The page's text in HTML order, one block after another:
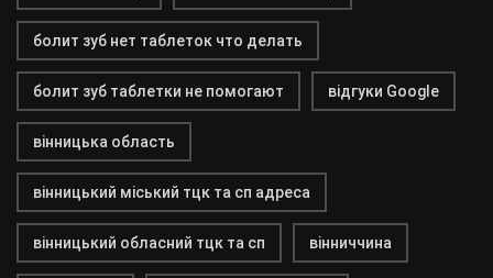
болит зуб нет таблеток что делать
болит зуб таблетки не помогают відгуки Google
вінницька область
вінницький міський тцк та сп адреса
вінницький обласний тцк та сп вінниччина